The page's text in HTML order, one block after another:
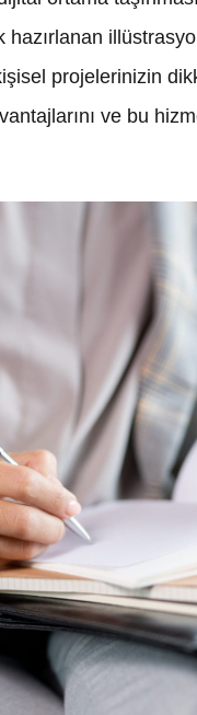
projelerinizin
ve bu